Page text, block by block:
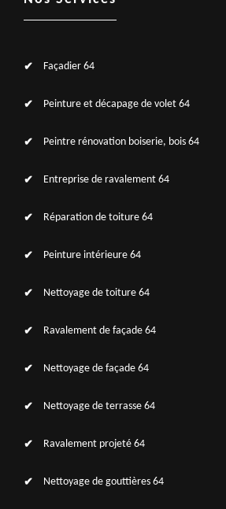
Façadier 64
Peinture et décapage de volet 64
Peintre rénovation boiserie, bois 64
Entreprise de ravalement 64
Réparation de toiture 64
Peinture intérieure 64
Nettoyage de toiture 64
Ravalement de façade 64
Nettoyage de façade 64
Nettoyage de terrasse 64
Ravalement projeté 64
Nettoyage de gouttières 64